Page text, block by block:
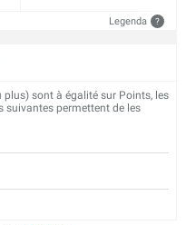
Legenda ?
plus) sont à égalité sur Points, les
suivantes permettent de les